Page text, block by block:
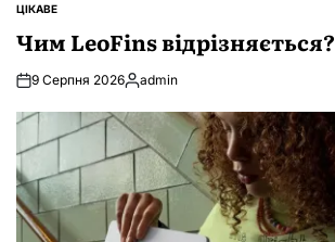
ОПУБЛІКУВАТИ
ЦІКАВЕ
Чим LeoFins відрізняється?
9 Серпня 2026Опубліковано
admin